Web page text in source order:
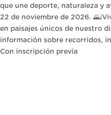
que une deporte, naturaleza y
22 de noviembre de 2026.
en paisajes únicos de nuestro
información sobre recorridos,
Con inscripción previa